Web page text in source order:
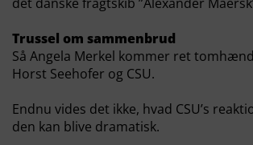
Trussel om sammenbrud
Så Angela Merkel kommer ret
Horst Seehofer og CSU.
Endnu vides det ikke, hvad CSU’s
den kan blive dramatisk.